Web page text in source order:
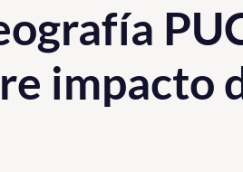
impacto